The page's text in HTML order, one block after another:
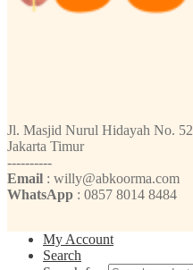
Jl. Masjid Nurul Hidayah No. 52
Jakarta Timur
----------
Email : willy@abkoorma.com
WhatsApp : 0857 8014 8484
My Account
Search